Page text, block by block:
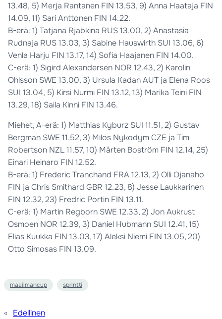
13.48, 5) Merja Rantanen FIN 13.53, 9) Anna Haataja FIN
14.09, 11) Sari Anttonen FIN 14.22.
B-erä: 1) Tatjana Rjabkina RUS 13.00, 2) Anastasia
Rudnaja RUS 13.03, 3) Sabine Hauswirth SUI 13.06, 6)
Venla Harju FIN 13.17, 14) Sofia Haajanen FIN 14.00.
C-erä: 1) Sigird Alexandersen NOR 12.43, 2) Karolin
Ohlsson SWE 13.00, 3) Ursula Kadan AUT ja Elena Roos
SUI 13.04, 5) Kirsi Nurmi FIN 13.12, 13) Marika Teini FIN
13.29, 18) Saila Kinni FIN 13.46.
Miehet, A-erä: 1) Matthias Kyburz SUI 11.51, 2) Gustav
Bergman SWE 11.52, 3) Milos Nykodym CZE ja Tim
Robertson NZL 11.57, 10) Mårten Boström FIN 12.14, 25)
Einari Heinaro FIN 12.52.
B-erä: 1) Frederic Tranchand FRA 12.13, 2) Olli Ojanaho
FIN ja Chris Smithard GBR 12.23, 8) Jesse Laukkarinen
FIN 12.32, 23) Fredric Portin FIN 13.11.
C-erä: 1) Martin Regborn SWE 12.33, 2) Jon Aukrust
Osmoen NOR 12.39, 3) Daniel Hubmann SUI 12.41, 15)
Elias Kuukka FIN 13.03, 17) Aleksi Niemi FIN 13.05, 20)
Otto Simosas FIN 13.09.
maailmancup sprintti
« Edellinen